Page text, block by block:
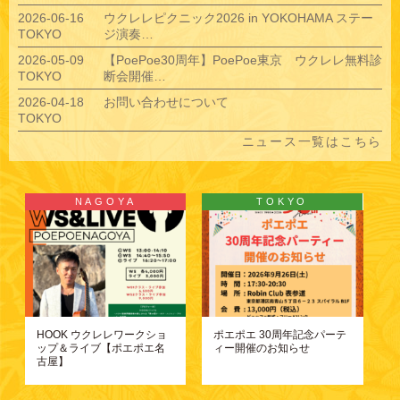
2026-06-16
TOKYO
ウクレレピクニック2026 in YOKOHAMA ステー
ジ演奏…
2026-05-09
TOKYO
【PoePoe30周年】PoePoe東京 ウクレレ無料診
断会開催…
2026-04-18
TOKYO
お問い合わせについて
ニュース一覧はこちら
NAGOYA
HOOK ウクレレワークショ
ップ＆ライブ【ポエポエ名
古屋】
TOKYO
ポエポエ 30周年記念パーテ
ィー開催のお知らせ